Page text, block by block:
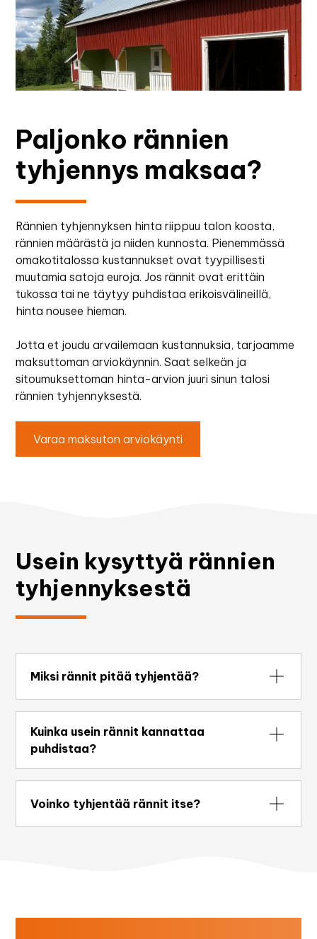
Paljonko rännien
tyhjennys maksaa?
Rännien tyhjennyksen hinta riippuu talon koosta,
rännien määrästä ja niiden kunnosta. Pienemmässä
omakotitalossa kustannukset ovat tyypillisesti
muutamia satoja euroja. Jos rännit ovat erittäin
tukossa tai ne täytyy puhdistaa erikoisvälineillä,
hinta nousee hieman.
Jotta et joudu arvailemaan kustannuksia, tarjoamme
maksuttoman arviokäynnin. Saat selkeän ja
sitoumuksettoman hinta-arvion juuri sinun talosi
rännien tyhjennyksestä.
Varaa maksuton arviokäynti
Usein kysyttyä rännien
tyhjennyksestä
Miksi rännit pitää tyhjentää?
Tukkeutuneet rännit keräävät vettä, joka voi
valua seinille, ikkunoihin ja perustuksiin. Tämä
lisää kosteus- ja homevaurioiden riskiä ja
lyhentää rännien käyttöikää.
Kuinka usein rännit kannattaa
puhdistaa?
Rännit olisi hyvä puhdistaa vähintään kerran
talo sijaitsee puiden läheisyydessä, tyhjennys
voi olla tarpeen jopa useammin.
Voinko tyhjentää rännit itse?